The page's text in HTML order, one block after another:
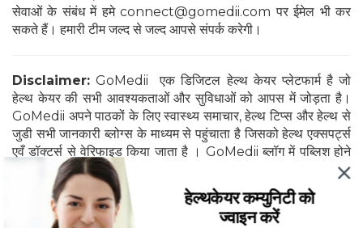
सेवाओं के संबंध में हमे connect@gomedii.com पर ईमेल भी कर
सकते हैं। हमारी टीम जल्द से जल्द आपसे संपर्क करेगी।
Disclaimer: GoMedii एक डिजिटल हेल्थ केयर प्लेटफार्म है जो
हेल्थ केयर की सभी आवश्यकताओं और सुविधाओं को आपस में जोड़ता है।
GoMedii अपने पाठकों के लिए स्वास्थ्य समाचार, हेल्थ टिप्स और हेल्थ से
जुडी सभी जानकारी ब्लोग्स के माध्यम से पहुंचाता है जिसको हेल्थ एक्सपर्ट्स
एवँ डॉक्टर्स से वेरिफाइड किया जाता है । GoMedii ब्लॉग में पब्लिश होने
वाली सभी सूचनाओं और तथ्यों को पूरी तरह से डॉक्टरों और स्वास्थ्य
विशेषज्ञों द्वारा जांच और सत्यापन किया जाता है, इसी प्रकार जानकारी के
स्रोत की पुष्टि भी होती है।
हेल्थकेयर कम्युनिटी को
ज्वाइन करें